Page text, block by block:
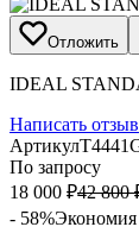
Отложить
IDEAL
Написать отзыв
Артикул
По запросу
18 000 ₽42 800
- 58%Экономия